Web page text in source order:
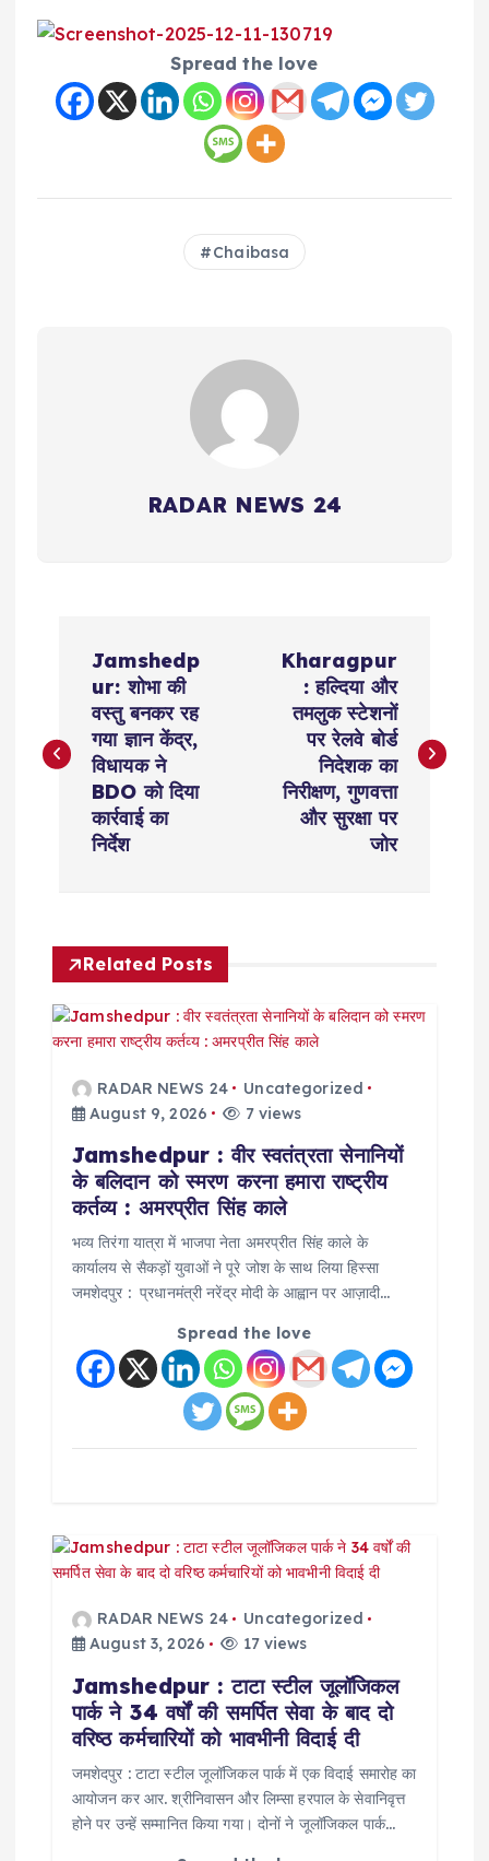
Spread the love
Chaibasa
RADAR NEWS 24
s
v
Jamshedp
ur: शोभा की
वस्तु बनकर रह
गया ज्ञान केंद्र,
विधायक ने
BDO को दिया
कार्रवाई का
निर्देश
Kharagpur
: हल्दिया और
तमलुक स्टेशनों
पर रेलवे बोर्ड
निदेशक का
निरीक्षण, गुणवत्ता
और सुरक्षा पर
जोर
Related Posts
RADAR NEWS 24
Uncategorized
August 9, 2026
7 views
Jamshedpur : वीर स्वतंत्रता सेनानियों
के बलिदान को स्मरण करना हमारा राष्ट्रीय
कर्तव्य : अमरप्रीत सिंह काले
भव्य तिरंगा यात्रा में भाजपा नेता अमरप्रीत सिंह काले के
कार्यालय से सैकड़ों युवाओं ने पूरे जोश के साथ लिया हिस्सा
जमशेदपुर : प्रधानमंत्री नरेंद्र मोदी के आह्वान पर आज़ादी…
Spread the love
RADAR NEWS 24
Uncategorized
August 3, 2026
17 views
Jamshedpur : टाटा स्टील जूलॉजिकल
पार्क ने 34 वर्षों की समर्पित सेवा के बाद दो
वरिष्ठ कर्मचारियों को भावभीनी विदाई दी
जमशेदपुर : टाटा स्टील जूलॉजिकल पार्क में एक विदाई समारोह का
आयोजन कर आर. श्रीनिवासन और लिम्सा हरपाल के सेवानिवृत्त
होने पर उन्हें सम्मानित किया गया। दोनों ने जूलॉजिकल पार्क…